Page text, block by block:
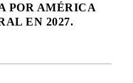
POR AMÉRICA
EN 2027.